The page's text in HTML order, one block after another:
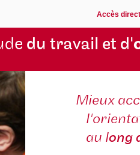
Accès
du travail et d'
Mieux
au long